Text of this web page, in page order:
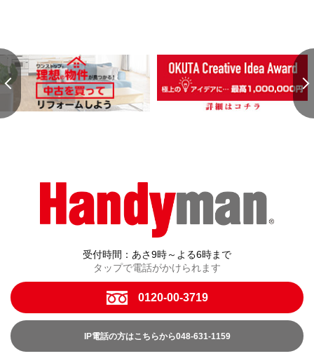
受付時間：あさ9時～よる6時まで
タップで電話がかけられます
0120-00-3719
IP電話の方はこちらから048-631-1159